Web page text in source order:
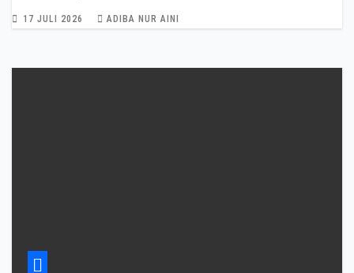
17 JULI 2026 ADIBA NUR AINI